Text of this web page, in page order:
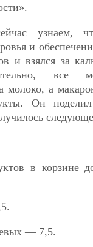
и
и взялся за
все
молоко, а
Он
в корзине
— 7,5.